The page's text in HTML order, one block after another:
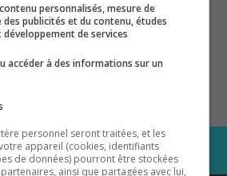
personnalisés, mesure de
publicités et du contenu, études
développement de services
accéder à des informations sur un
personnel seront traitées, et les
appareil (cookies, identifiants
de données) pourront être stockées
ainsi que partagées avec lui,